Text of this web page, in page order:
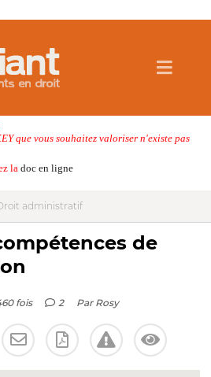
que vous souhaitez valoriser n'existe pas
la doc en ligne
administratif
de
fois 2 Par Rosy